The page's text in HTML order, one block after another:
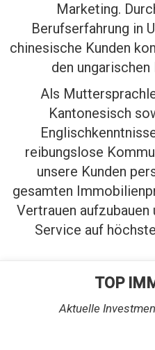
Marketing.
Berufserfahrung in
chinesische Kunden
den
Als
Kantonesisch
reibungslose
unsere Kunden
gesamten
Vertrauen
Service auf
TOP
Aktuelle